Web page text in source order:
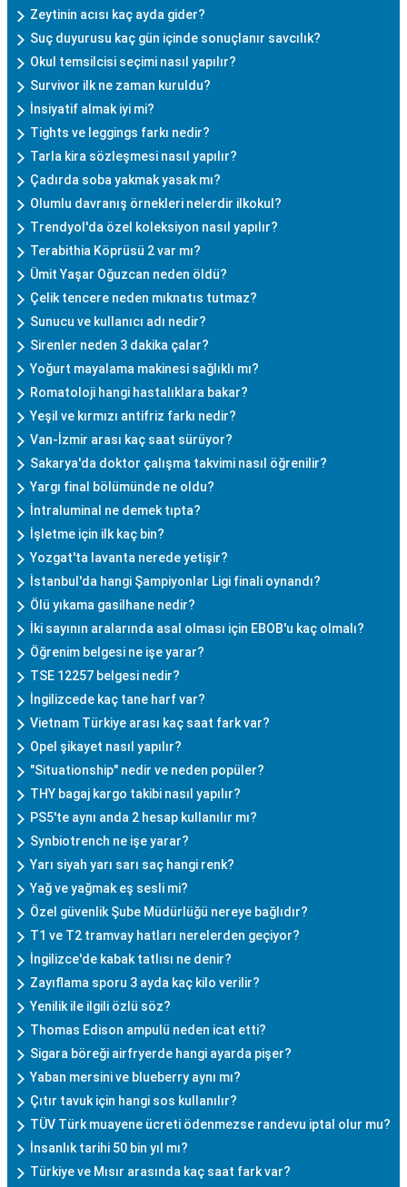
Zeytinin acısı kaç ayda gider?
Suç duyurusu kaç gün içinde sonuçlanır savcılık?
Okul temsilcisi seçimi nasıl yapılır?
Survivor ilk ne zaman kuruldu?
İnsiyatif almak iyi mi?
Tights ve leggings farkı nedir?
Tarla kira sözleşmesi nasıl yapılır?
Çadırda soba yakmak yasak mı?
Olumlu davranış örnekleri nelerdir ilkokul?
Trendyol'da özel koleksiyon nasıl yapılır?
Terabithia Köprüsü 2 var mı?
Ümit Yaşar Oğuzcan neden öldü?
Çelik tencere neden mıknatıs tutmaz?
Sunucu ve kullanıcı adı nedir?
Sirenler neden 3 dakika çalar?
Yoğurt mayalama makinesi sağlıklı mı?
Romatoloji hangi hastalıklara bakar?
Yeşil ve kırmızı antifriz farkı nedir?
Van-İzmir arası kaç saat sürüyor?
Sakarya'da doktor çalışma takvimi nasıl öğrenilir?
Yargı final bölümünde ne oldu?
İntraluminal ne demek tıpta?
İşletme için ilk kaç bin?
Yozgat'ta lavanta nerede yetişir?
İstanbul'da hangi Şampiyonlar Ligi finali oynandı?
Ölü yıkama gasilhane nedir?
İki sayının aralarında asal olması için EBOB'u kaç olmalı?
Öğrenim belgesi ne işe yarar?
TSE 12257 belgesi nedir?
İngilizcede kaç tane harf var?
Vietnam Türkiye arası kaç saat fark var?
Opel şikayet nasıl yapılır?
"Situationship" nedir ve neden popüler?
THY bagaj kargo takibi nasıl yapılır?
PS5'te aynı anda 2 hesap kullanılır mı?
Synbiotrench ne işe yarar?
Yarı siyah yarı sarı saç hangi renk?
Yağ ve yağmak eş sesli mi?
Özel güvenlik Şube Müdürlüğü nereye bağlıdır?
T1 ve T2 tramvay hatları nerelerden geçiyor?
İngilizce'de kabak tatlısı ne denir?
Zayıflama sporu 3 ayda kaç kilo verilir?
Yenilik ile ilgili özlü söz?
Thomas Edison ampulü neden icat etti?
Sigara böreği airfryerde hangi ayarda pişer?
Yaban mersini ve blueberry aynı mı?
Çıtır tavuk için hangi sos kullanılır?
TÜV Türk muayene ücreti ödenmezse randevu iptal olur mu?
İnsanlık tarihi 50 bin yıl mı?
Türkiye ve Mısır arasında kaç saat fark var?